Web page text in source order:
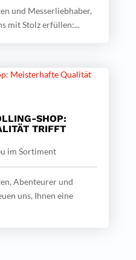
und Messerliebhaber,
mit Stolz erfüllen:...
SHOP:
TRIFFT
im Sortiment
Abenteurer und
uns, Ihnen eine